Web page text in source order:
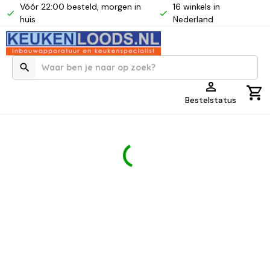
Vóór 22:00 besteld, morgen in
huis
16 winkels in
Nederland
Bestelstatus